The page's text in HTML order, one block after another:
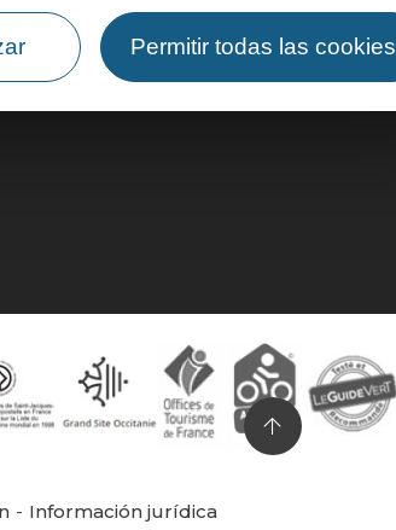
Permitir todas las cookies
Información jurídica